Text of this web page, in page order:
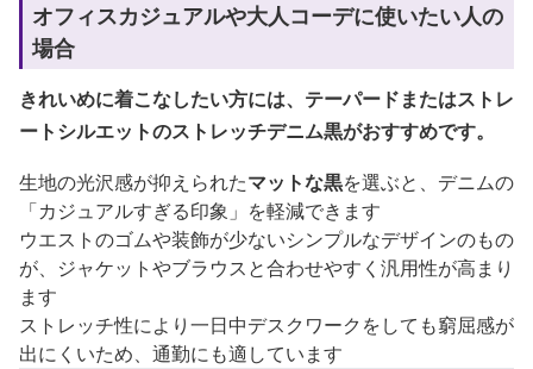
オフィスカジュアルや大人コーデに使いたい人の
場合
きれいめに着こなしたい方には、テーパードまたはストレ
ートシルエットのストレッチデニム黒がおすすめです。
生地の光沢感が抑えられたマットな黒を選ぶと、デニムの
「カジュアルすぎる印象」を軽減できます
ウエストのゴムや装飾が少ないシンプルなデザインのもの
が、ジャケットやブラウスと合わせやすく汎用性が高まり
ます
ストレッチ性により一日中デスクワークをしても窮屈感が
出にくいため、通勤にも適しています